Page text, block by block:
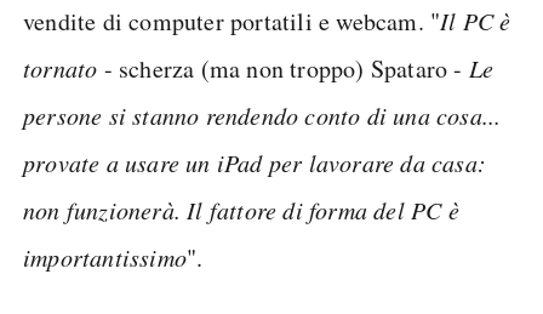
vendite di computer portatili e webcam. "Il PC è
tornato - scherza (ma non troppo) Spataro - Le
persone si stanno rendendo conto di una cosa...
provate a usare un iPad per lavorare da casa:
non funzionerà. Il fattore di forma del PC è
importantissimo".